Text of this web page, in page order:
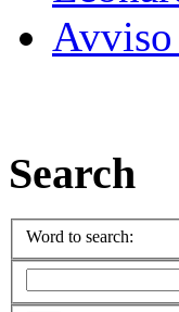
Search
Word to search: